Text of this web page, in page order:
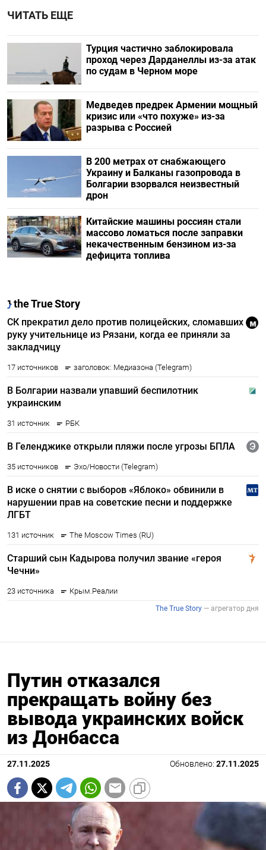
ЧИТАТЬ ЕЩЕ
Турция частично заблокировала
проход через Дарданеллы из-за атак
по судам в Черном море
Медведев предрек Армении мощный
кризис или «что похуже» из-за
разрыва с Россией
В 200 метрах от снабжающего
Украину и Балканы газопровода в
Болгарии взорвался неизвестный
дрон
Китайские машины россиян стали
массово ломаться после заправки
некачественным бензином из-за
дефицита топлива
Путин отказался
прекращать войну без
вывода украинских войск
из Донбасса
27.11.2025 Обновлено: 27.11.2025